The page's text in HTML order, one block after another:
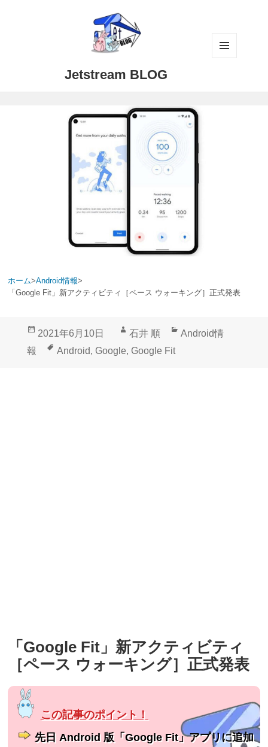
Jetstream BLOG
ホーム>Android情報>
「Google Fit」新アクティビティ［ペース ウォーキング］正式発表
投
2021年6月10日
作
成
石井 順
カ
Android情
報
タ
Android, Google, Google Fit
「Google Fit」新アクティビティ
［ペース ウォーキング］正式発表
先日 Android 版「Google Fit」アプリに追加